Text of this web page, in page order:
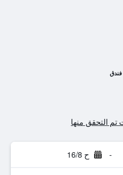
فندق
- ح 16/8